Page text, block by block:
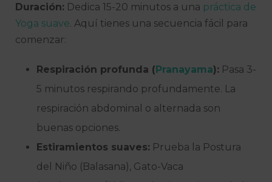
Duración: Dedica 15-20 minutos a una práctica de
Yoga suave. Aquí tienes una secuencia fácil para
comenzar:
Respiración profunda (Pranayama): Pasa 3-
5 minutos respirando profundamente. La
respiración abdominal o alternada son
buenas opciones.
Estiramientos suaves: Prueba la Postura
del Niño (Balasana), Gato-Vaca